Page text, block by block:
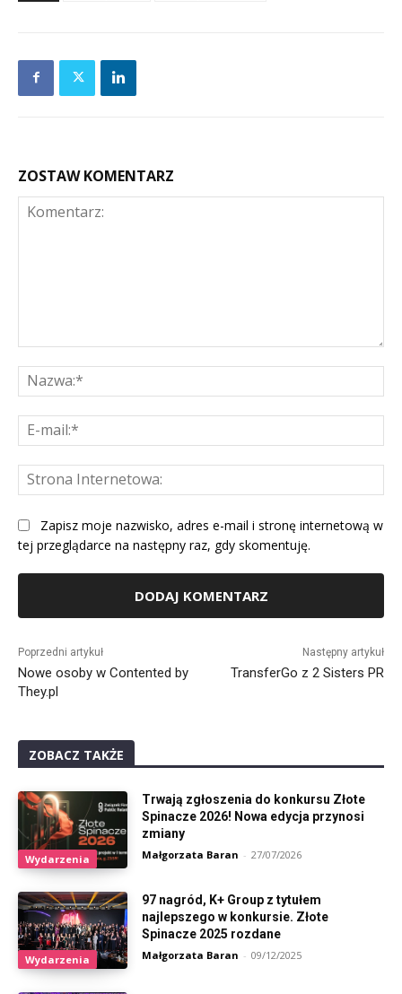
ZOSTAW KOMENTARZ
Zapisz moje nazwisko, adres e-mail i stronę internetową w
tej przeglądarce na następny raz, gdy skomentuję.
Poprzedni artykuł
Nowe osoby w Contented by
They.pl
Następny artykuł
TransferGo z 2 Sisters PR
ZOBACZ TAKŻE
Wydarzenia
Trwają zgłoszenia do konkursu Złote
Spinacze 2026! Nowa edycja przynosi
zmiany
Małgorzata Baran - 27/07/2026
Wydarzenia
97 nagród, K+ Group z tytułem
najlepszego w konkursie. Złote
Spinacze 2025 rozdane
Małgorzata Baran - 09/12/2025